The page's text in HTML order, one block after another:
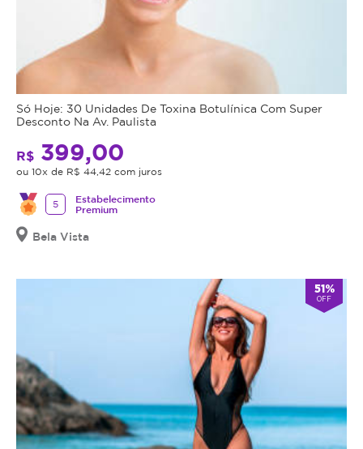
Só Hoje: 30 Unidades De Toxina Botulínica Com Super
Desconto Na Av. Paulista
R$ 399,00
ou 10x de R$ 44,42 com juros
5
Estabelecimento
Premium
Bela Vista
51%
OFF